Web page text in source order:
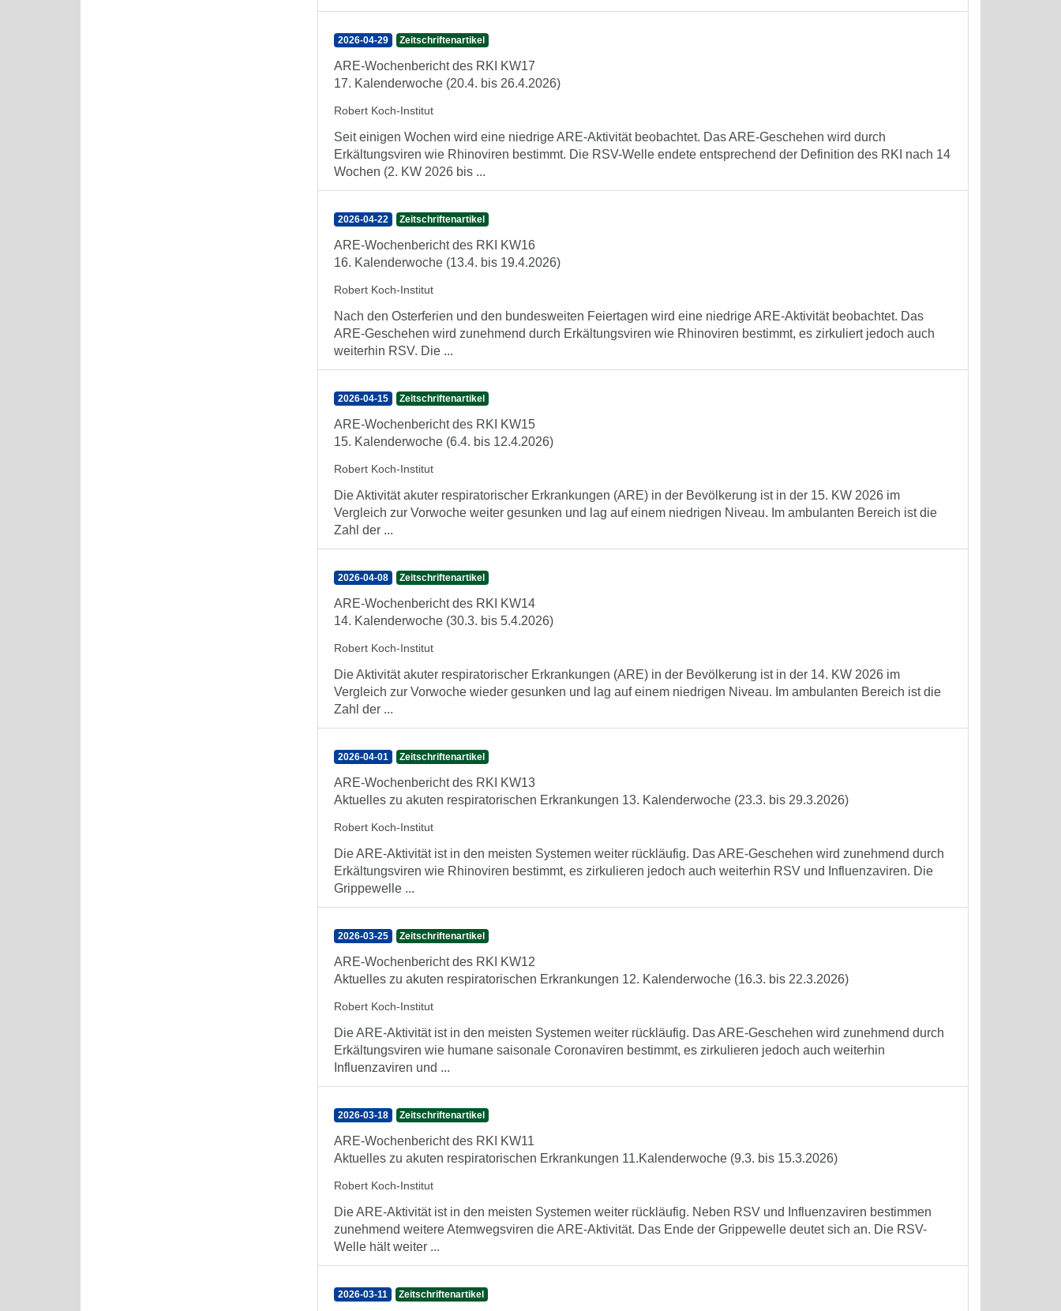
2026-04-29 Zeitschriftenartikel
ARE-Wochenbericht des RKI KW17
17. Kalenderwoche (20.4. bis 26.4.2026)
Robert Koch-Institut
Seit einigen Wochen wird eine niedrige ARE-Aktivität beobachtet. Das ARE-Geschehen wird durch
Erkältungsviren wie Rhinoviren bestimmt. Die RSV-Welle endete entsprechend der Definition des RKI nach 14
Wochen (2. KW 2026 bis ...
2026-04-22 Zeitschriftenartikel
ARE-Wochenbericht des RKI KW16
16. Kalenderwoche (13.4. bis 19.4.2026)
Robert Koch-Institut
Nach den Osterferien und den bundesweiten Feiertagen wird eine niedrige ARE-Aktivität beobachtet. Das
ARE-Geschehen wird zunehmend durch Erkältungsviren wie Rhinoviren bestimmt, es zirkuliert jedoch auch
weiterhin RSV. Die ...
2026-04-15 Zeitschriftenartikel
ARE-Wochenbericht des RKI KW15
15. Kalenderwoche (6.4. bis 12.4.2026)
Robert Koch-Institut
Die Aktivität akuter respiratorischer Erkrankungen (ARE) in der Bevölkerung ist in der 15. KW 2026 im
Vergleich zur Vorwoche weiter gesunken und lag auf einem niedrigen Niveau. Im ambulanten Bereich ist die
Zahl der ...
2026-04-08 Zeitschriftenartikel
ARE-Wochenbericht des RKI KW14
14. Kalenderwoche (30.3. bis 5.4.2026)
Robert Koch-Institut
Die Aktivität akuter respiratorischer Erkrankungen (ARE) in der Bevölkerung ist in der 14. KW 2026 im
Vergleich zur Vorwoche wieder gesunken und lag auf einem niedrigen Niveau. Im ambulanten Bereich ist die
Zahl der ...
2026-04-01 Zeitschriftenartikel
ARE-Wochenbericht des RKI KW13
Aktuelles zu akuten respiratorischen Erkrankungen 13. Kalenderwoche (23.3. bis 29.3.2026)
Robert Koch-Institut
Die ARE-Aktivität ist in den meisten Systemen weiter rückläufig. Das ARE-Geschehen wird zunehmend durch
Erkältungsviren wie Rhinoviren bestimmt, es zirkulieren jedoch auch weiterhin RSV und Influenzaviren. Die
Grippewelle ...
2026-03-25 Zeitschriftenartikel
ARE-Wochenbericht des RKI KW12
Aktuelles zu akuten respiratorischen Erkrankungen 12. Kalenderwoche (16.3. bis 22.3.2026)
Robert Koch-Institut
Die ARE-Aktivität ist in den meisten Systemen weiter rückläufig. Das ARE-Geschehen wird zunehmend durch
Erkältungsviren wie humane saisonale Coronaviren bestimmt, es zirkulieren jedoch auch weiterhin
Influenzaviren und ...
2026-03-18 Zeitschriftenartikel
ARE-Wochenbericht des RKI KW11
Aktuelles zu akuten respiratorischen Erkrankungen 11.Kalenderwoche (9.3. bis 15.3.2026)
Robert Koch-Institut
Die ARE-Aktivität ist in den meisten Systemen weiter rückläufig. Neben RSV und Influenzaviren bestimmen
zunehmend weitere Atemwegsviren die ARE-Aktivität. Das Ende der Grippewelle deutet sich an. Die RSV-
Welle hält weiter ...
2026-03-11 Zeitschriftenartikel